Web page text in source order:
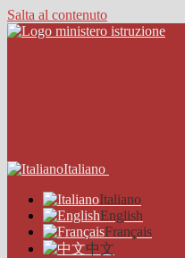
Salta al contenuto
Italiano
Italiano
English
Français
中文